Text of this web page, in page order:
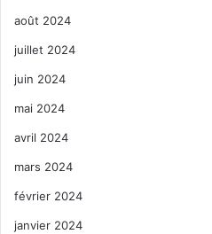
août 2024
juillet 2024
juin 2024
mai 2024
avril 2024
mars 2024
février 2024
janvier 2024